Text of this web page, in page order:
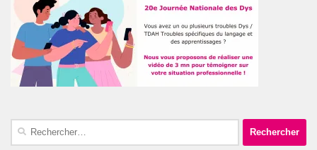
Rechercher :